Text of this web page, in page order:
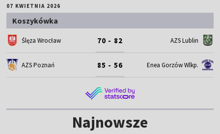
07 KWIETNIA 2026
Koszykówka
Ślęza Wrocław 70 - 82 AZS Lublin
AZS Poznań 85 - 56 Enea Gorzów Wlkp.
Najnowsze